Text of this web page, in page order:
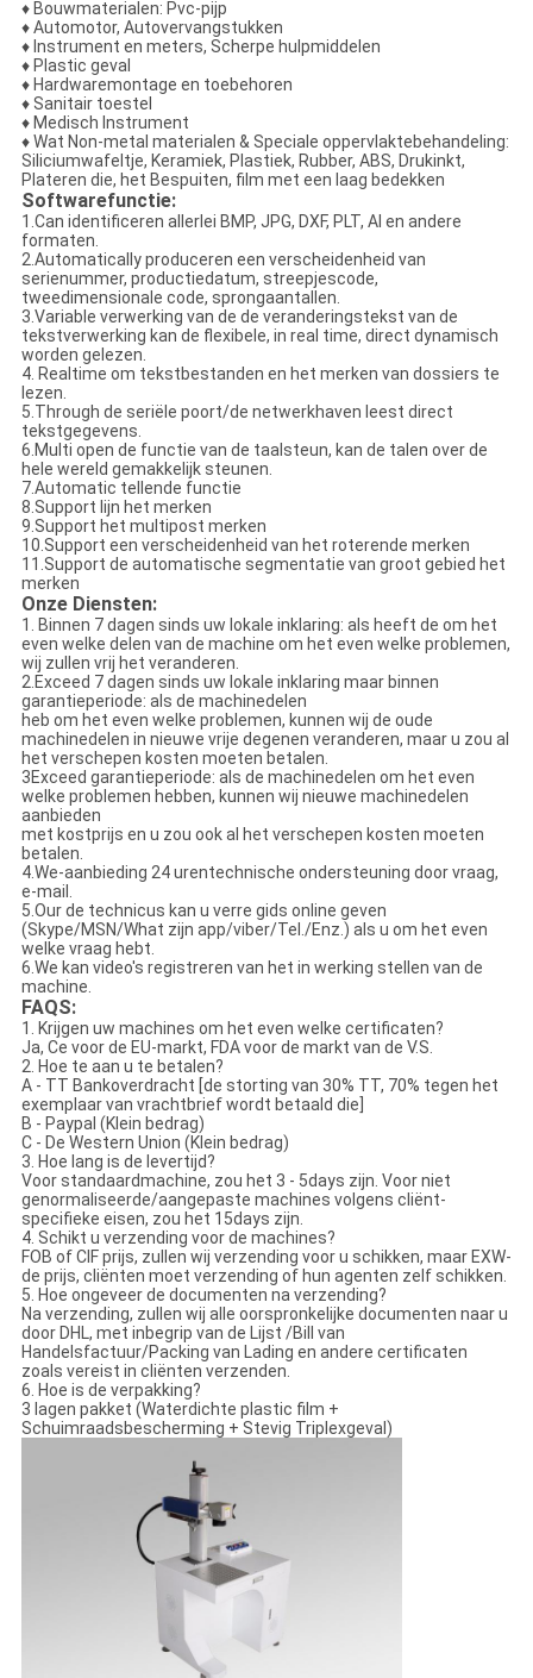
♦ Bouwmaterialen: Pvc-pijp
♦ Automotor, Autovervangstukken
♦ Instrument en meters, Scherpe hulpmiddelen
♦ Plastic geval
♦ Hardwaremontage en toebehoren
♦ Sanitair toestel
♦ Medisch Instrument
♦ Wat Non-metal materialen & Speciale oppervlaktebehandeling:
Siliciumwafeltje, Keramiek, Plastiek, Rubber, ABS, Drukinkt,
Plateren die, het Bespuiten, film met een laag bedekken
Softwarefunctie:
1.Can identificeren allerlei BMP, JPG, DXF, PLT, AI en andere
formaten.
2.Automatically produceren een verscheidenheid van
serienummer, productiedatum, streepjescode,
tweedimensionale code, sprongaantallen.
3.Variable verwerking van de de veranderingstekst van de
tekstverwerking kan de flexibele, in real time, direct dynamisch
worden gelezen.
4. Realtime om tekstbestanden en het merken van dossiers te
lezen.
5.Through de seriële poort/de netwerkhaven leest direct
tekstgegevens.
6.Multi open de functie van de taalsteun, kan de talen over de
hele wereld gemakkelijk steunen.
7.Automatic tellende functie
8.Support lijn het merken
9.Support het multipost merken
10.Support een verscheidenheid van het roterende merken
11.Support de automatische segmentatie van groot gebied het
merken
Onze Diensten:
1. Binnen 7 dagen sinds uw lokale inklaring: als heeft de om het
even welke delen van de machine om het even welke problemen,
wij zullen vrij het veranderen.
2.Exceed 7 dagen sinds uw lokale inklaring maar binnen
garantieperiode: als de machinedelen
heb om het even welke problemen, kunnen wij de oude
machinedelen in nieuwe vrije degenen veranderen, maar u zou al
het verschepen kosten moeten betalen.
3Exceed garantieperiode: als de machinedelen om het even
welke problemen hebben, kunnen wij nieuwe machinedelen
aanbieden
met kostprijs en u zou ook al het verschepen kosten moeten
betalen.
4.We-aanbieding 24 urentechnische ondersteuning door vraag,
e-mail.
5.Our de technicus kan u verre gids online geven
(Skype/MSN/What zijn app/viber/Tel./Enz.) als u om het even
welke vraag hebt.
6.We kan video's registreren van het in werking stellen van de
machine.
FAQS:
1. Krijgen uw machines om het even welke certificaten?
Ja, Ce voor de EU-markt, FDA voor de markt van de V.S.
2. Hoe te aan u te betalen?
A - TT Bankoverdracht [de storting van 30% TT, 70% tegen het
exemplaar van vrachtbrief wordt betaald die]
B - Paypal (Klein bedrag)
C - De Western Union (Klein bedrag)
3. Hoe lang is de levertijd?
Voor standaardmachine, zou het 3 - 5days zijn. Voor niet
genormaliseerde/aangepaste machines volgens cliënt-
specifieke eisen, zou het 15days zijn.
4. Schikt u verzending voor de machines?
FOB of CIF prijs, zullen wij verzending voor u schikken, maar EXW-
de prijs, cliënten moet verzending of hun agenten zelf schikken.
5. Hoe ongeveer de documenten na verzending?
Na verzending, zullen wij alle oorspronkelijke documenten naar u
door DHL, met inbegrip van de Lijst /Bill van
Handelsfactuur/Packing van Lading en andere certificaten
zoals vereist in cliënten verzenden.
6. Hoe is de verpakking?
3 lagen pakket (Waterdichte plastic film +
Schuimraadsbescherming + Stevig Triplexgeval)